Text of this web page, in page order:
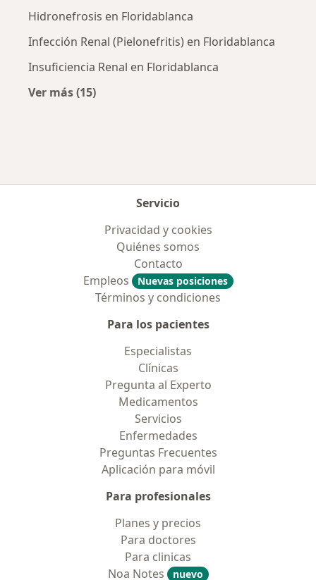
Hidronefrosis en Floridablanca
Infección Renal (Pielonefritis) en Floridablanca
Insuficiencia Renal en Floridablanca
Ver más (15)
Servicio
Privacidad y cookies
Quiénes somos
Contacto
Empleos
Nuevas posiciones
Términos y condiciones
Para los pacientes
Especialistas
Clínicas
Pregunta al Experto
Medicamentos
Servicios
Enfermedades
Preguntas Frecuentes
Aplicación para móvil
Para profesionales
Planes y precios
Para doctores
Para clinicas
Noa Notes
nuevo